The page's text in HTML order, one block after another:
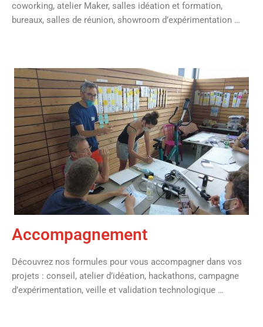
coworking, atelier Maker, salles idéation et formation,
bureaux, salles de réunion, showroom d’expérimentation …
Accompagnement
Découvrez nos formules pour vous accompagner dans vos
projets : conseil, atelier d’idéation, hackathons, campagne
d’expérimentation, veille et validation technologique …